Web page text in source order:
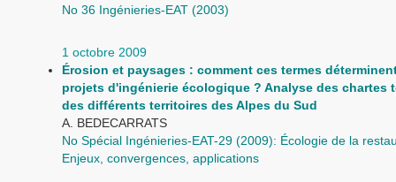
No 36 Ingénieries-EAT (2003)
1 octobre 2009
Érosion et paysages : comment ces termes
projets d'ingénierie écologique ? Analyse des chartes
des différents territoires des Alpes du Sud
A. BEDECARRATS
No Spécial Ingénieries-EAT-29 (2009): Écologie de la
Enjeux, convergences, applications